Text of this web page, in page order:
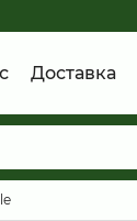
Доставка